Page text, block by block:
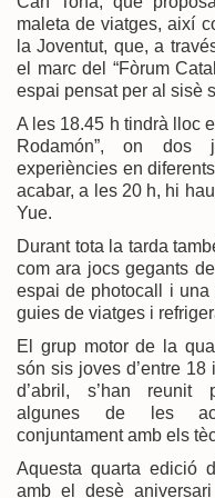
maleta de viatges, així
la Joventut, que, a
el marc del “Fòrum
espai pensat per al sisè
A les 18.45 h tindrà lloc
Rodamón”, on dos
experiències en
acabar, a les 20 h, hi
Yue.
Durant tota la tarda
com ara jocs gegants
espai de photocall i
guies de viatges i
El grup motor de la
són sis joves d’entre
d’abril, s’han reunit
algunes de les
conjuntament amb els
Aquesta quarta edició
amb el desè